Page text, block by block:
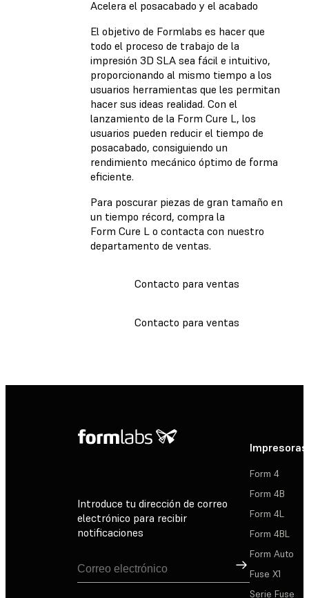
Acelera el posacabado y el acabado
El objetivo de Formlabs es hacer que
todo el proceso de trabajo de la
impresión 3D SLA sea fácil e intuitivo,
proporcionando al mismo tiempo a los
usuarios herramientas que les permitan
hacer sus ideas realidad. Con el
lanzamiento de la Form Cure L, los
usuarios pueden reducir el tiempo de
posacabado, consiguiendo un
rendimiento mecánico óptimo de forma
eficiente.
Para poscurar piezas de gran tamaño en
un tiempo récord, compra la
Form Cure L o contacta con nuestro
departamento de ventas.
Contacto para ventas
Contacto para ventas
Introduce tu dirección de correo
electrónico para recibir
notificaciones
Suscribirse
Impresoras
Form 4
Form 4B
Form 4L
Form 4BL
Form Auto
Fuse X1
Serie Fuse